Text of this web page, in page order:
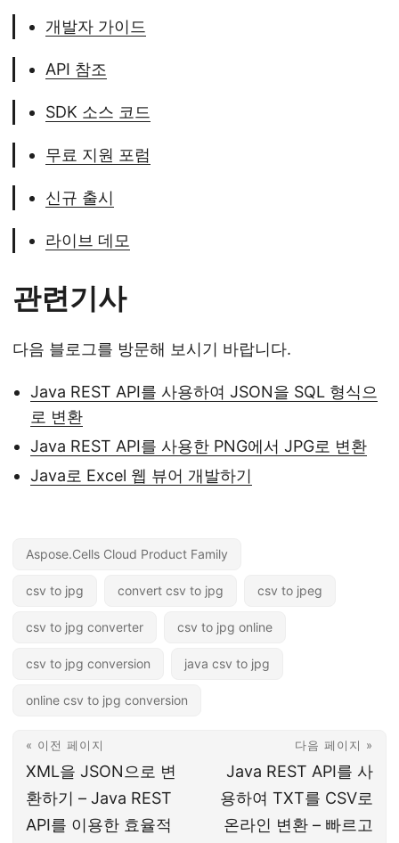
개발자 가이드
API 참조
SDK 소스 코드
무료 지원 포럼
신규 출시
라이브 데모
관련기사
다음 블로그를 방문해 보시기 바랍니다.
Java REST API를 사용하여 JSON을 SQL 형식으
로 변환
Java REST API를 사용한 PNG에서 JPG로 변환
Java로 Excel 웹 뷰어 개발하기
Aspose.Cells Cloud Product Family
csv to jpg convert csv to jpg csv to jpeg
csv to jpg converter csv to jpg online
csv to jpg conversion java csv to jpg
online csv to jpg conversion
« 이전 페이지
XML을 JSON으로 변
환하기 – Java REST
API를 이용한 효율적
다음 페이지 »
Java REST API를 사
용하여 TXT를 CSV로
온라인 변환 – 빠르고